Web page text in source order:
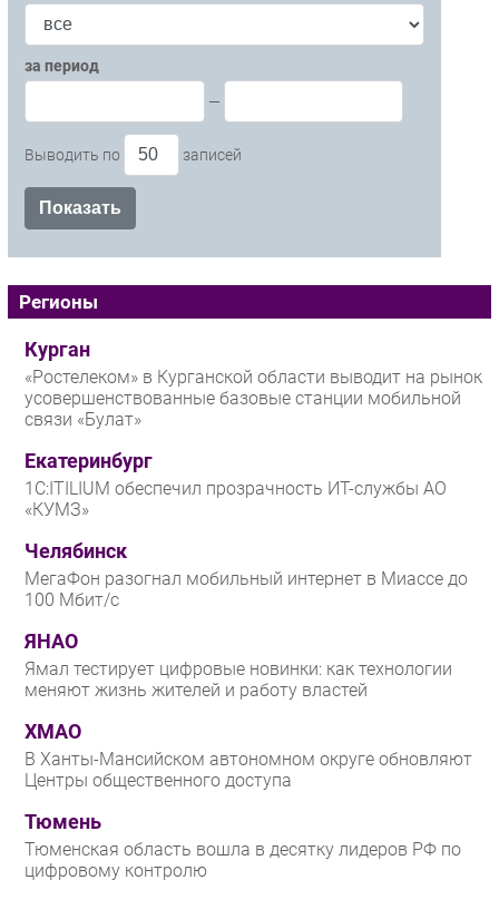
за период
—
Выводить по записей
Регионы
Курган
«Ростелеком» в Курганской области выводит на рынок
усовершенствованные базовые станции мобильной
связи «Булат»
Екатеринбург
1С:ITILIUM обеспечил прозрачность ИТ-службы АО
«КУМЗ»
Челябинск
МегаФон разогнал мобильный интернет в Миассе до
100 Мбит/с
ЯНАО
Ямал тестирует цифровые новинки: как технологии
меняют жизнь жителей и работу властей
ХМАО
В Ханты-Мансийском автономном округе обновляют
Центры общественного доступа
Тюмень
Тюменская область вошла в десятку лидеров РФ по
цифровому контролю